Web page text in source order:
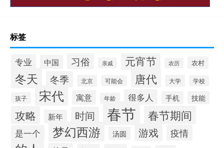
标签
专业 中国 习俗 亲戚 元宵节 农历 农村
冬天 冬季 北京 可能会 唐代 大学 学校
孩子 宋代 寓意 年龄 很多人 手机 技能
攻略 新年 时间 春节 春节期间
是一个 梦幻西游 汤圆 游戏 疫情